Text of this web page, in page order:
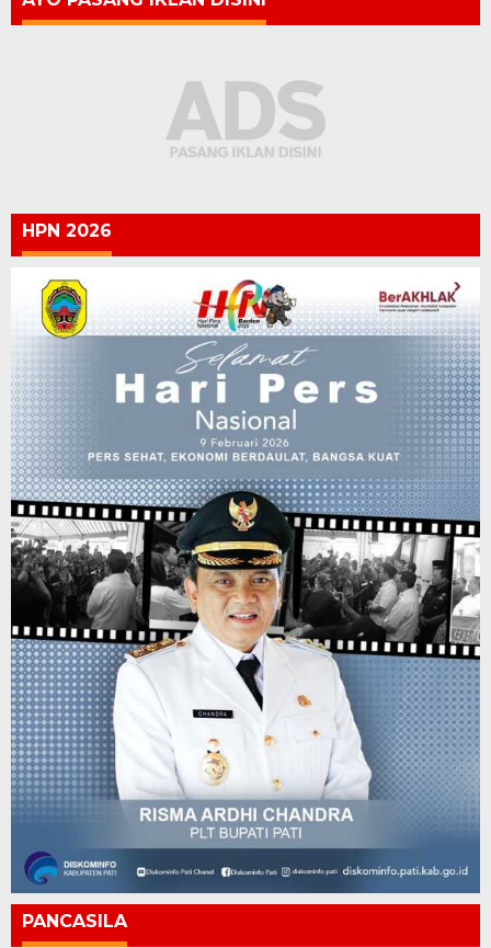
HPN 2026
PANCASILA